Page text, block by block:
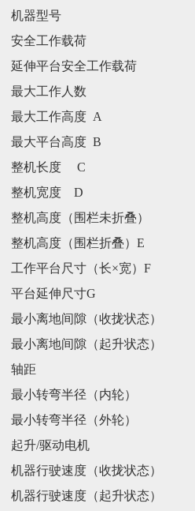
机器型号
安全工作载荷
延伸平台安全工作载荷
最大工作人数
最大工作高度 A
最大平台高度 B
整机长度
C
整机宽度 D
整机高度（围栏未折叠）
整机高度（围栏折叠）E
工作平台尺寸（长×宽）F
平台延伸尺寸G
最小离地间隙（收拢状态）
最小离地间隙（起升状态）
轴距
最小转弯半径（内轮）
最小转弯半径（外轮）
起升/驱动电机
机器行驶速度（收拢状态）
机器行驶速度（起升状态）